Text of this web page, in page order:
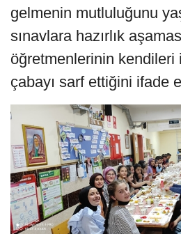
gelmenin mutluluğunu
sınavlara hazırlık
öğretmenlerinin kendileri
çabayı sarf ettiğini ifade